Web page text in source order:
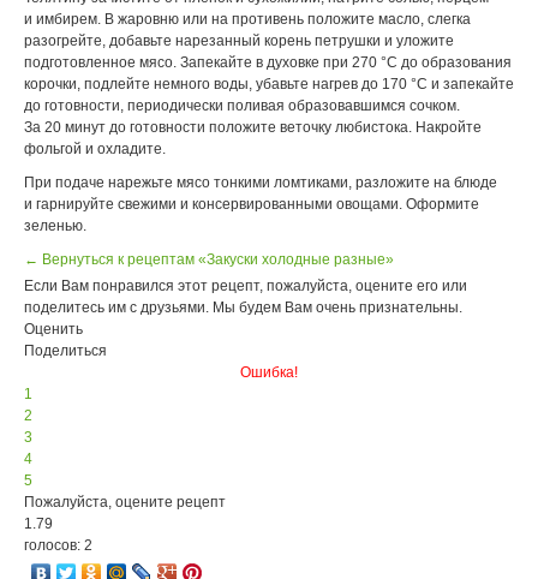
и имбирем. В жаровню или на противень положите масло, слегка
разогрейте, добавьте нарезанный корень петрушки и уложите
подготовленное мясо. Запекайте в духовке при 270 °С до образования
корочки, подлейте немного воды, убавьте нагрев до 170 °С и запекайте
до готовности, периодически поливая образовавшимся сочком.
За 20 минут до готовности положите веточку любистока. Накройте
фольгой и охладите.
При подаче нарежьте мясо тонкими ломтиками, разложите на блюде
и гарнируйте свежими и консервированными овощами. Оформите
зеленью.
← Вернуться к рецептам «Закуски холодные разные»
Если Вам понравился этот рецепт, пожалуйста, оцените его или
поделитесь им с друзьями. Мы будем Вам очень признательны.
Оценить
Поделиться
Ошибка!
1
2
3
4
5
Пожалуйста, оцените рецепт
1.79
голосов: 2